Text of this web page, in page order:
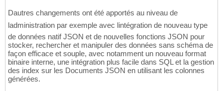
Dautres changements ont été apportés au niveau de
ladministration par exemple avec lintégration de nouveau type
de données natif JSON et de nouvelles fonctions JSON pour
stocker, rechercher et manipuler des données sans schéma de
façon efficace et souple, avec notamment un nouveau format
binaire interne, une intégration plus facile dans SQL et la gestion
des index sur les Documents JSON en utilisant les colonnes
générées.